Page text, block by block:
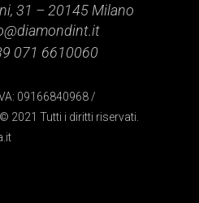
31 – 20145 Milano
071 6610060
09166840968 /
2021 Tutti i diritti riservati.